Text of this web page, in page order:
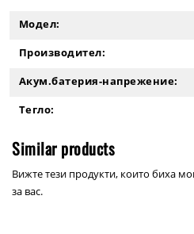
Модел:
Производител:
Акум.батерия-напрежение:
Тегло:
Similar products
Вижте тези продукти, които биха
за вас.